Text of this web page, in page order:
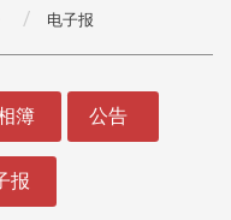
电子报
簿 公告
报